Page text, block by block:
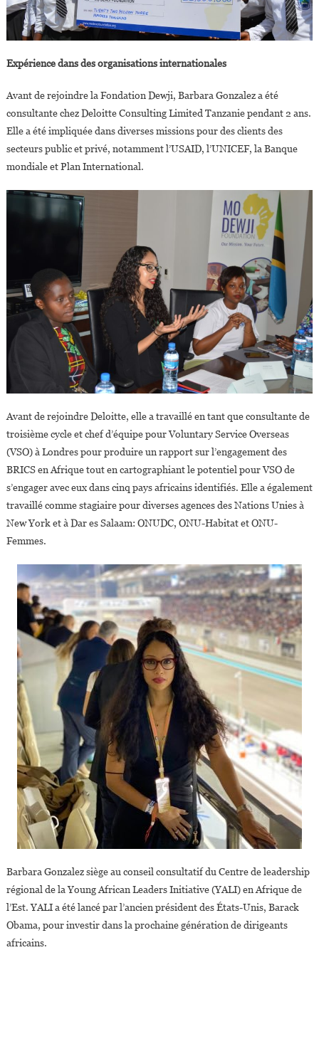
Expérience dans des organisations internationales
Avant de rejoindre la Fondation Dewji, Barbara Gonzalez a été
consultante chez Deloitte Consulting Limited Tanzanie pendant 2 ans.
Elle a été impliquée dans diverses missions pour des clients des
secteurs public et privé, notamment l’USAID, l’UNICEF, la Banque
mondiale et Plan International.
Avant de rejoindre Deloitte, elle a travaillé en tant que consultante de
troisième cycle et chef d’équipe pour Voluntary Service Overseas
(VSO) à Londres pour produire un rapport sur l’engagement des
BRICS en Afrique tout en cartographiant le potentiel pour VSO de
s’engager avec eux dans cinq pays africains identifiés. Elle a également
travaillé comme stagiaire pour diverses agences des Nations Unies à
New York et à Dar es Salaam: ONUDC, ONU-Habitat et ONU-
Femmes.
Barbara Gonzalez siège au conseil consultatif du Centre de leadership
régional de la Young African Leaders Initiative (YALI) en Afrique de
l’Est. YALI a été lancé par l’ancien président des États-Unis, Barack
Obama, pour investir dans la prochaine génération de dirigeants
africains.